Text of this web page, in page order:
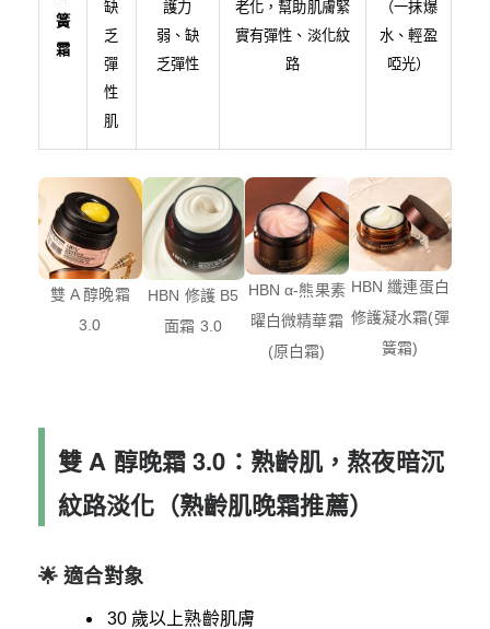
簧
霜
缺
乏
彈
性
肌
護力
弱、缺
乏彈性
老化，幫助肌膚緊
實有彈性、淡化紋
路
（一抹爆
水、輕盈
啞光）
雙 A 醇晚霜
3.0
HBN 修護 B5
面霜 3.0
HBN α-熊果素
曜白微精華霜
(原白霜)
HBN 纖連蛋白
修護凝水霜(彈
簧霜)
雙 A 醇晚霜 3.0：熟齡肌，熬夜暗沉
紋路淡化（熟齡肌晚霜推薦）
🌟 適合對象
30 歲以上熟齡肌膚